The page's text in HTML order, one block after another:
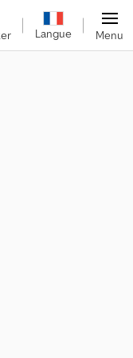
Langue Menu